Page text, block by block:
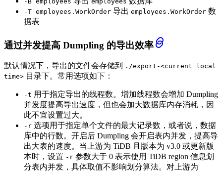
-T employees.WorkOrder 导出 employees.WorkOrder 数
据表
通过并发提高 Dumpling 的导出效率
默认情况下，导出的文件会存储到
./export-<current local
time> 目录下。常用选项如下：
-t 用于指定导出的线程数。增加线程数会增加 Dumpling
并发度提高导出速度，但也会加大数据库内存消耗，因
此不宜设置过大。
-r 选项用于指定单个文件的最大记录数，或者说，数据
库中的行数。开启后 Dumpling 会开启表内并发，提高导
出大表的速度。当上游为 TiDB 且版本为 v3.0 或更新版
本时，设置 -r 参数大于 0 表示使用 TiDB region 信息划
分表内并发，具体取值不影响划分算法。对上游为